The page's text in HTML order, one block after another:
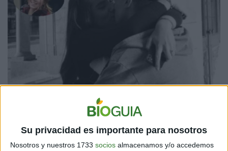
Su privacidad es importante para nosotros
Nosotros y nuestros 1733 socios almacenamos y/o accedemos